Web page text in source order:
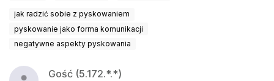
jak radzić sobie z pyskowaniem
pyskowanie jako forma komunikacji
negatywne aspekty pyskowania
Gość (5.172.*.*)